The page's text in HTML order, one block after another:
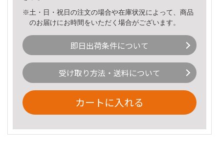
※土・日・祝日の注文の場合や在庫状況によって、商品
のお届けにお時間をいただく場合がございます。
即日出荷条件について
受け取り方法・送料について
カートに入れる